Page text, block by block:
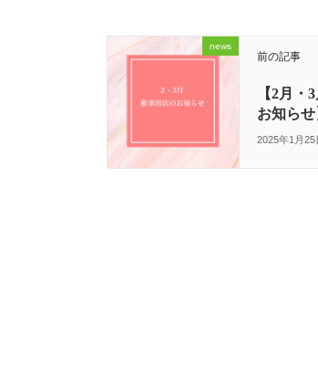
news
前の記事
【2月・
お知らせ
2025年1月25